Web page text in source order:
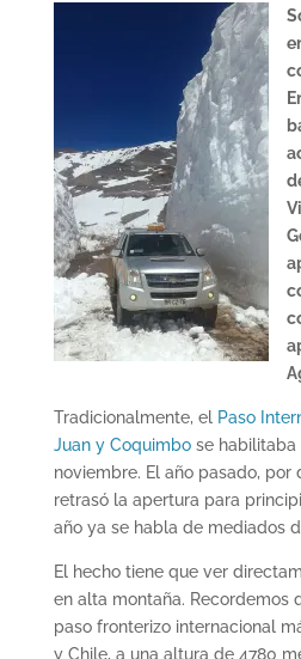
Tradicionalmente, el Paso
Juan y Coquimbose habilitaba
noviembre. El año pasado, por
retrasó la apertura para
año ya se habla de mediados
El hecho tiene que ver
en alta montaña. Recordemos
paso fronterizo internacional
y Chile, a una altura de 4780